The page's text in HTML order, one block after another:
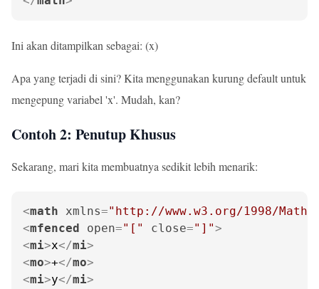
Ini akan ditampilkan sebagai: (x)
Apa yang terjadi di sini? Kita menggunakan kurung default untuk
mengepung variabel 'x'. Mudah, kan?
Contoh 2: Penutup Khusus
Sekarang, mari kita membuatnya sedikit lebih menarik:
<math xmlns="http://www.w3.org/1998/Math/
<mfenced open="[" close="]">
<mi>x</mi>
<mo>+</mo>
<mi>y</mi>